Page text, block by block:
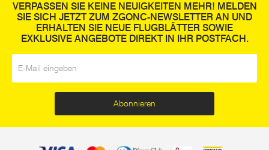
VERPASSEN SIE KEINE NEUIGKEITEN MEHR! MELDEN
SIE SICH JETZT ZUM ZGONC-NEWSLETTER AN UND
ERHALTEN SIE NEUE FLUGBLÄTTER SOWIE
EXKLUSIVE ANGEBOTE DIREKT IN IHR POSTFACH.
Abonnieren